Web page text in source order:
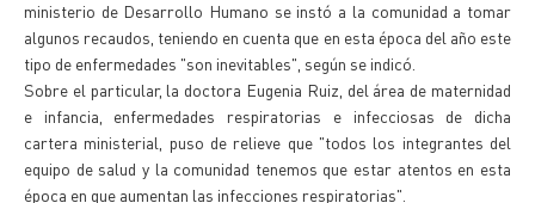
ministerio de Desarrollo Humano se instó a la comunidad a tomar
algunos recaudos, teniendo en cuenta que en esta época del año este
tipo de enfermedades "son inevitables", según se indicó.
Sobre el particular, la doctora Eugenia Ruiz, del área de maternidad
e infancia, enfermedades respiratorias e infecciosas de dicha
cartera ministerial, puso de relieve que "todos los integrantes del
equipo de salud y la comunidad tenemos que estar atentos en esta
época en que aumentan las infecciones respiratorias".